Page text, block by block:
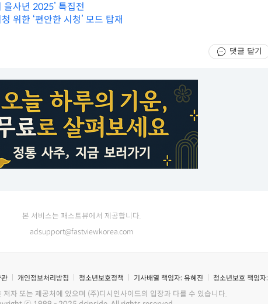
을사년 2025’ 특집전
위한 ‘편안한 시청’ 모드 탑재
댓글 닫기
본 서비스는 패스트뷰에서 제공합니다.
adsupport@fastviewkorea.com
개인정보처리방침 청소년보호정책 기사배열 책임자: 유혜진 청소년보호 책임자:
저자 또는 제공처에 있으며 (주)디시인사이드의 입장과 다를 수 있습니다.